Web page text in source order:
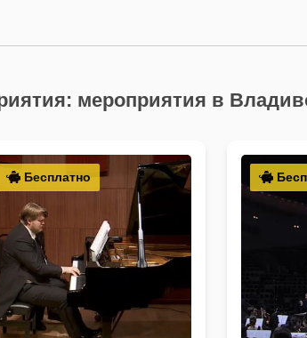
мероприятия в
Бесплатно